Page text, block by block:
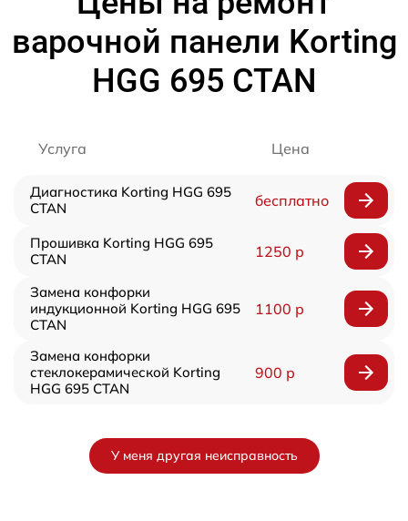
варочной панели Korting
HGG 695 CTAN
Услуга Цена
Диагностика Korting HGG 695
CTAN
бесплатно
Прошивка Korting HGG 695
CTAN
1250 р
Замена конфорки
индукционной Korting HGG 695
CTAN
1100 р
Замена конфорки
стеклокерамической Korting
HGG 695 CTAN
900 р
У меня другая неисправность